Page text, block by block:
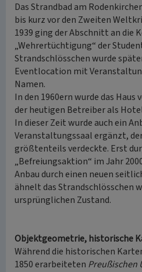
Das Strandbad am
bis kurz vor den Zweiten
1939 ging der Abschnitt an die
„Wehrertüchtigung“ der
Strandschlösschen wurde
Eventlocation mit
Namen.
In den 1960ern wurde das
der heutigen Betreiber als
In dieser Zeit wurde auch ein
Veranstaltungssaal ergänzt,
größtenteils verdeckte. Erst
„Befreiungsaktion“ im Jahr
Anbau durch einen neuen
ähnelt das Strandschlösschen
ursprünglichen Zustand.
Objektgeometrie, historische
Während die historischen
1850 erarbeiteten Preußischen